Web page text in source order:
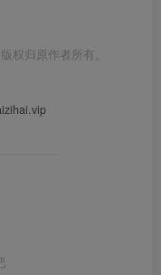
权归原作者所有。